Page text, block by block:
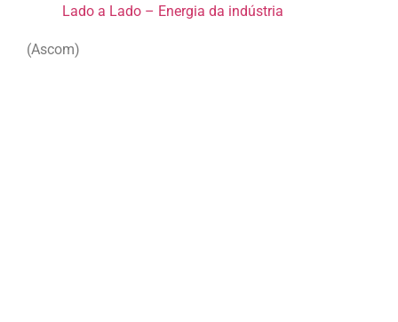
Lado a Lado – Energia da indústria
(Ascom)